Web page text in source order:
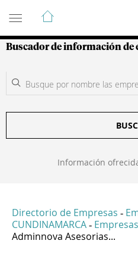
Guía de Empresas
Buscador de información de
Información
Directorio de Empresas -
CUNDINAMARCA -
Adminnova Asesorias...